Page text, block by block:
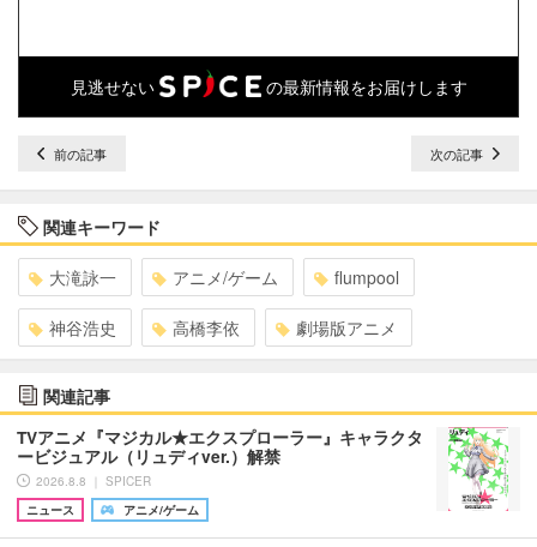
見逃せない の最新情報をお届けします
前の記事 次の記事
関連キーワード
大滝詠一 アニメ/ゲーム flumpool
神谷浩史 高橋李依 劇場版アニメ
関連記事
TVアニメ『マジカル★エクスプローラー』キャラクタ
ービジュアル（リュディver.）解禁
2026.8.8 ｜ SPICER
ニュース
アニメ/ゲーム